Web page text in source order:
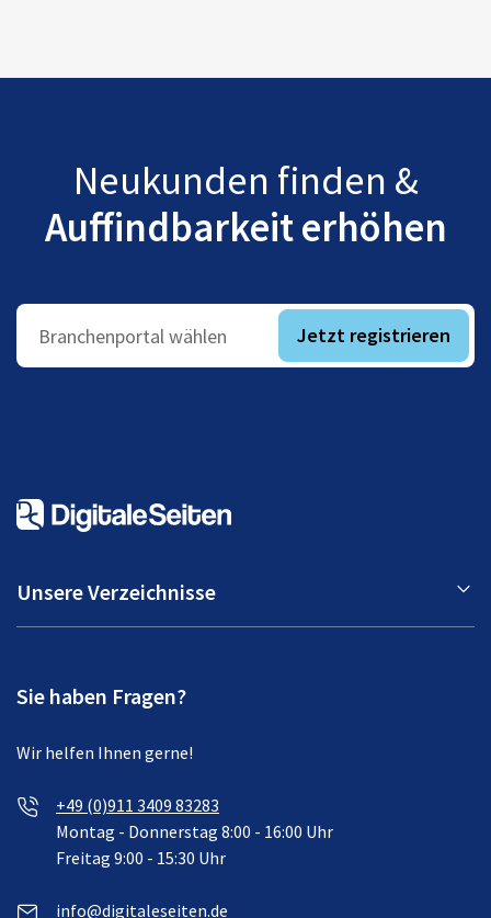
Neukunden finden &
Auffindbarkeit erhöhen
Branchenportal wählen Jetzt registrieren
Unsere Verzeichnisse
Sie haben Fragen?
Wir helfen Ihnen gerne!
+49 (0)911 3409 83283
Montag - Donnerstag 8:00 - 16:00 Uhr
Freitag 9:00 - 15:30 Uhr
info@digitaleseiten.de